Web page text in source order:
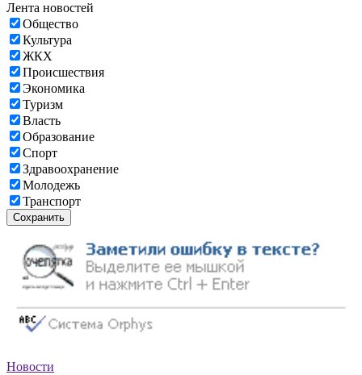
Лента новостей
Общество
Культура
ЖКХ
Происшествия
Экономика
Туризм
Власть
Образование
Спорт
Здравоохранение
Молодежь
Транспорт
Сохранить
Новости